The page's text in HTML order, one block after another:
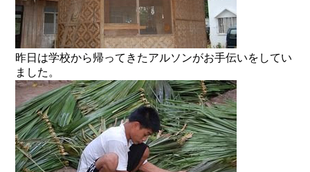
昨日は学校から帰ってきたアルソンがお手伝いをしてい
ました。